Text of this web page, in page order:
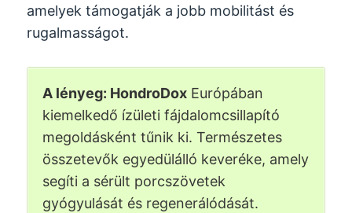
amelyek támogatják a jobb mobilitást és
rugalmasságot.
A lényeg: HondroDox Európában
kiemelkedő ízületi fájdalomcsillapító
megoldásként tűnik ki. Természetes
összetevők egyedülálló keveréke, amely
segíti a sérült porcszövetek
gyógyulását és regenerálódását.